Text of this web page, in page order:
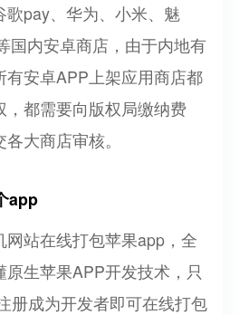
歌pay、华为、小米、魅
国内安卓商店，由于内地有
有安卓APP上架应用商店都
，都需要向版权局缴纳费
大商店审核。
app
网站在线打包苹果app，全
生苹果APP开发技术，只
册成为开发者即可在线打包